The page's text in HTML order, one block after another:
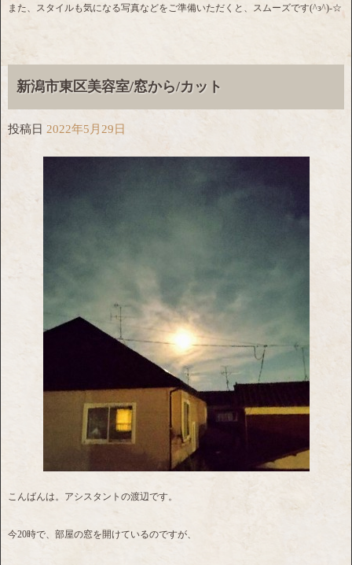
また、スタイルも気になる写真などをご準備いただくと、スムーズです(^з^)-☆
新潟市東区美容室/窓から/カット
投稿日 2022年5月29日
こんばんは。アシスタントの渡辺です。
今20時で、部屋の窓を開けているのですが、